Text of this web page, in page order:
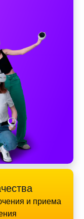
и приема